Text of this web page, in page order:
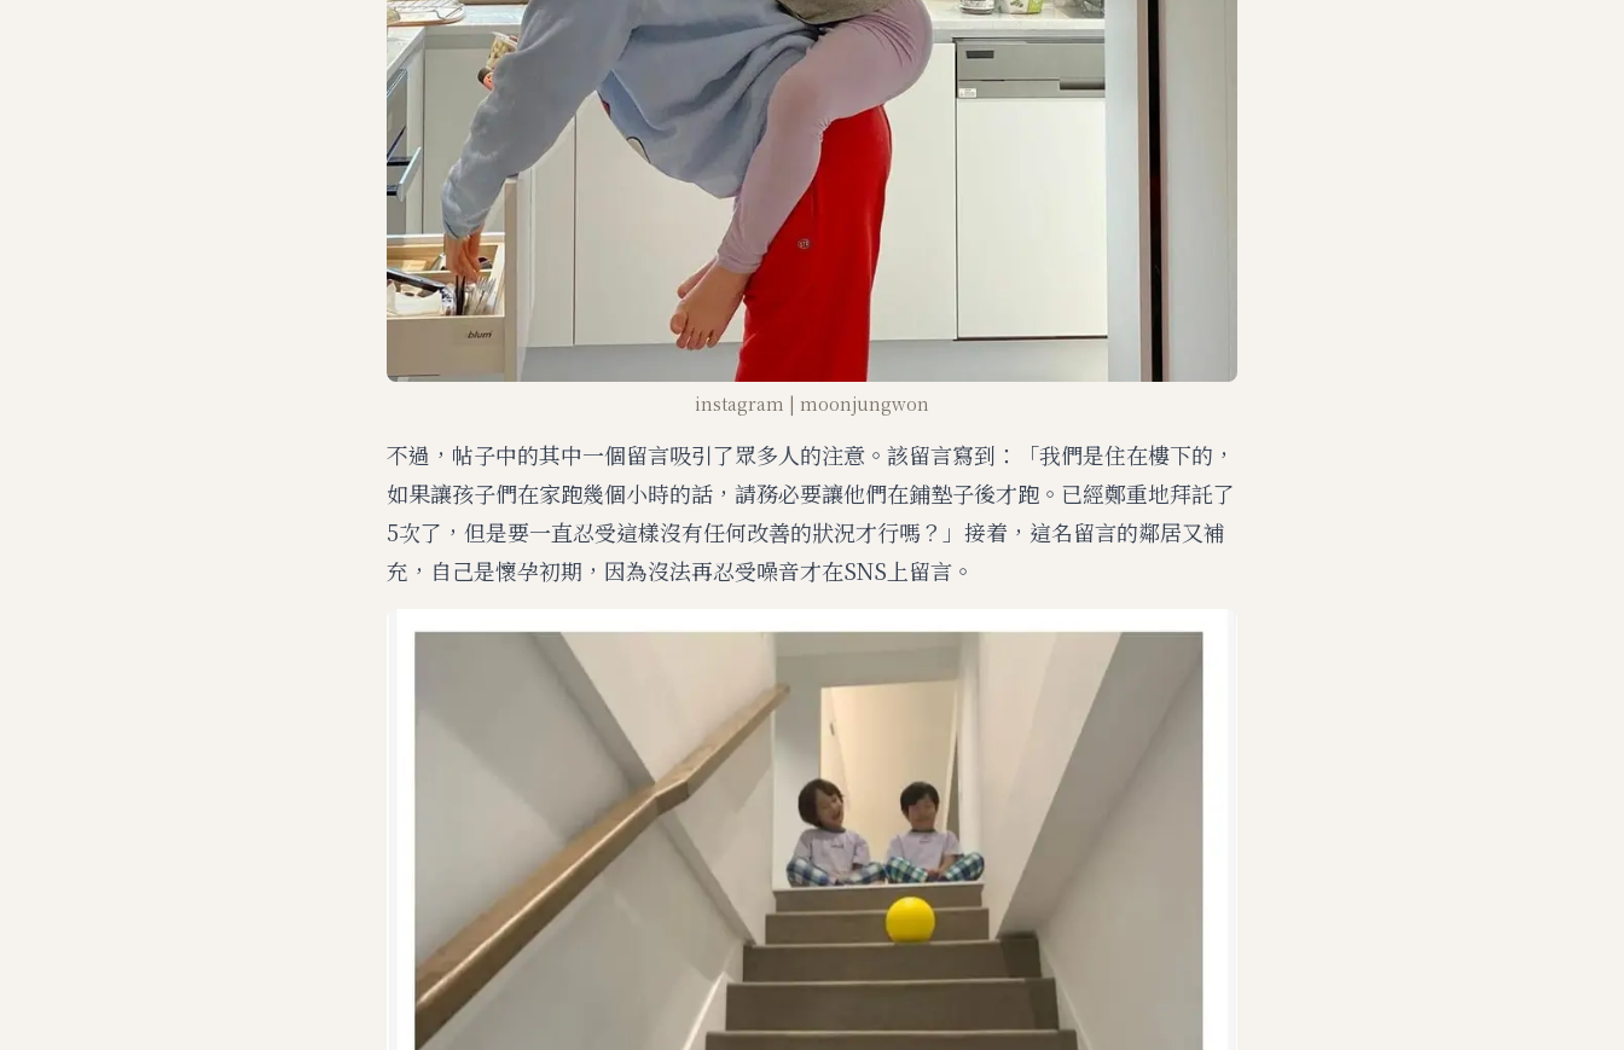
instagram | moonjungwon
不過，帖子中的其中一個留言吸引了眾多人的注意。該留言寫到：「我們是住在樓下的，
如果讓孩子們在家跑幾個小時的話，請務必要讓他們在鋪墊子後才跑。已經鄭重地拜託了
5次了，但是要一直忍受這樣沒有任何改善的狀況才行嗎？」接着，這名留言的鄰居又補
充，自己是懷孕初期，因為沒法再忍受噪音才在SNS上留言。